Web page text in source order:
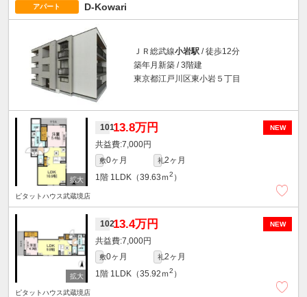
アパート D-Kowari
ＪＲ総武線小岩駅 / 徒歩12分
築年月新築 / 3階建
東京都江戸川区東小岩５丁目
NEW
10113.8万円
7,000円
敷0ヶ月 礼2ヶ月
1階 1LDK（39.63ｍ2 ）
ピタットハウス武蔵境店
NEW
10213.4万円
7,000円
敷0ヶ月 礼2ヶ月
1階 1LDK（35.92ｍ2 ）
ピタットハウス武蔵境店